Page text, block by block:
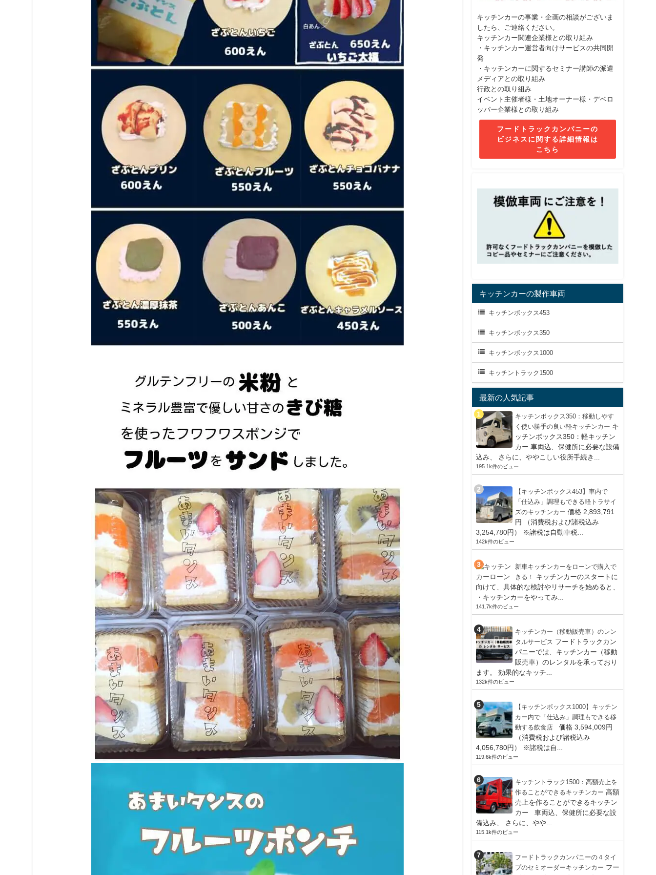
キッチンカーの事業・企画の相談がございま
したら、ご連絡ください。
キッチンカー関連企業様との取り組み
・キッチンカー運営者向けサービスの共同開
発
・キッチンカーに関するセミナー講師の派遣
メディアとの取り組み
行政との取り組み
イベント主催者様・土地オーナー様・デベロ
ッパー企業様との取り組み
フードトラックカンパニーの
ビジネスに関する詳細情報は
こちら
キッチンカーの製作車両
キッチンボックス453
キッチンボックス350
キッチンボックス1000
キッチントラック1500
最新の人気記事
キッチンボックス350：移動しやす
く使い勝手の良い軽キッチンカー キ
ッチンボックス350：軽キッチン
カー 車両込、保健所に必要な設備
込み、 さらに、ややこしい役所手続き...
195.1k件のビュー
【キッチンボックス453】車内で
「仕込み」調理もできる軽トラサイ
ズのキッチンカー 価格 2,893,791
円 （消費税および諸税込み
3,254,780円） ※諸税は自動車税...
142k件のビュー
新車キッチンカーをローンで購入で
きる！
キッチンカーのスタートに
向けて、具体的な検討やリサーチを始めると、
・キッチンカーをやってみ...
141.7k件のビュー
キッチンカー（移動販売車）のレン
タルサービス フードトラックカン
パニーでは、キッチンカー（移動
販売車）のレンタルを承っており
ます。 効果的なキッチ...
132k件のビュー
【キッチンボックス1000】キッチン
カー内で「仕込み」調理もできる移
動する飲食店
価格 3,594,009円
（消費税および諸税込み
4,056,780円） ※諸税は自...
119.6k件のビュー
キッチントラック1500：高額売上を
作ることができるキッチンカー 高額
売上を作ることができるキッチン
カー 車両込、保健所に必要な設
備込み、 さらに、やや...
115.1k件のビュー
フードトラックカンパニーの４タイ
プのセミオーダーキッチンカー フー